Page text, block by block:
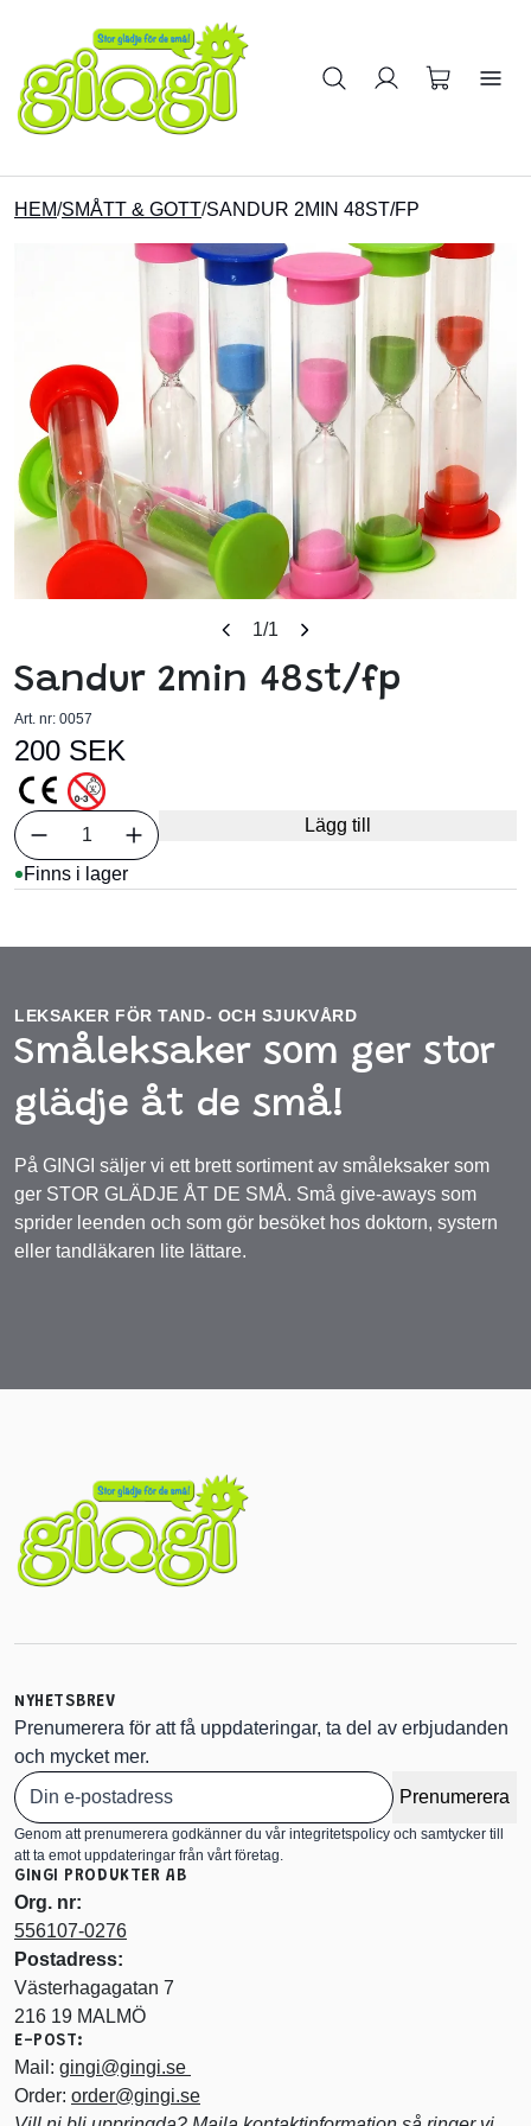
Sök på produkter
HEM/SMÅTT & GOTT/SANDUR 2MIN 48ST/FP
1/1
Sandur 2min 48st/fp
Art. nr: 0057
200 SEK
Välj antal
1 Lägg till
Finns i lager
LEKSAKER FÖR TAND- OCH SJUKVÅRD
Småleksaker som ger stor
glädje åt de små!
På GINGI säljer vi ett brett sortiment av småleksaker som
ger STOR GLÄDJE ÅT DE SMÅ. Små give-aways som
sprider leenden och som gör besöket hos doktorn, systern
eller tandläkaren lite lättare.
NYHETSBREV
Prenumerera för att få uppdateringar, ta del av erbjudanden
och mycket mer.
Prenumerera
Genom att prenumerera godkänner du vår integritetspolicy och samtycker till
att ta emot uppdateringar från vårt företag.
GINGI PRODUKTER AB
Org. nr:
556107-0276
Postadress:
Västerhagagatan 7
216 19 MALMÖ
E-POST:
Mail: gingi@gingi.se
Order: order@gingi.se